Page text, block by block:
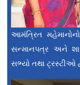
આમંત્રિત
સન્માનપત્ર અને
સભ્યો તથા ટ્રસ્ટીઓ